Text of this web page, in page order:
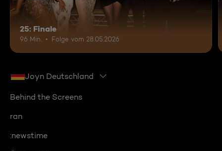
25: Finale
96 Min. Folge vom 28.05.2026
Joyn Deutschland
Behind the Screens
ran
:newstime